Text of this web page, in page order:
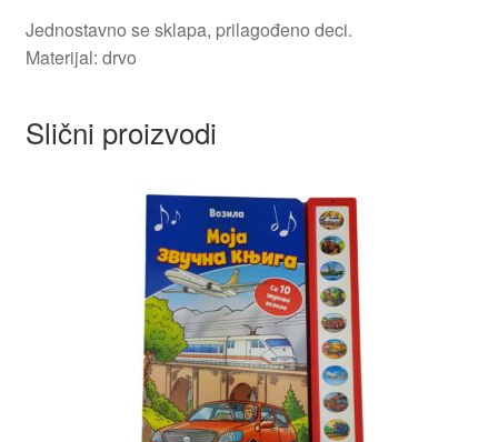
Jednostavno se sklapa, prilagođeno deci.
Materijal: drvo
Slični proizvodi